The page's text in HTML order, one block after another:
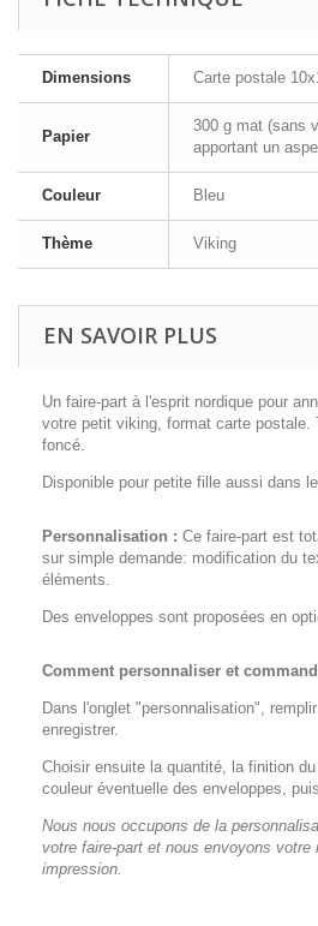
Dimensions Carte postale
Papier
300 g mat (sans
apportant un
Couleur Bleu
Thème Viking
EN SAVOIR PLUS
Un faire-part à l'esprit nordique pour
votre petit viking, format carte postale.
foncé.
Disponible pour petite fille aussi dans
Personnalisation : Ce faire-part est
sur simple demande: modification du
éléments.
Des enveloppes sont proposées en
Comment personnaliser et
Dans l'onglet "personnalisation",
enregistrer.
Choisir ensuite la quantité, la finition
couleur éventuelle des enveloppes,
Nous nous occupons de la
votre faire-part et nous envoyons votre
impression.